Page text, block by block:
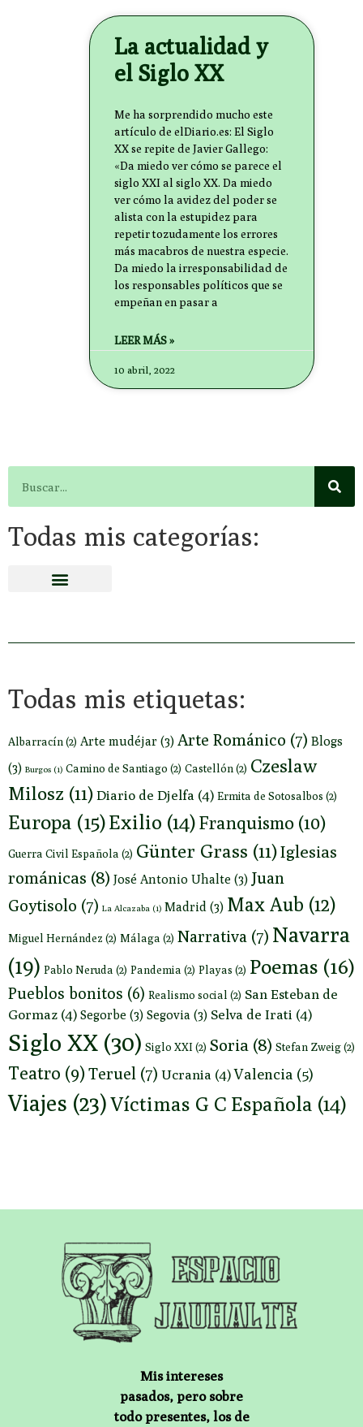
La actualidad y
el Siglo XX
Me ha sorprendido mucho este
artículo de elDiario.es: El Siglo
XX se repite de Javier Gallego:
«Da miedo ver cómo se parece el
siglo XXI al siglo XX. Da miedo
ver cómo la avidez del poder se
alista con la estupidez para
repetir tozudamente los errores
más macabros de nuestra especie.
Da miedo la irresponsabilidad de
los responsables políticos que se
empeñan en pasar a
LEER MÁS »
10 abril, 2022
Todas mis categorías:
Todas mis etiquetas:
Albarracín(2) Arte mudéjar (3) Arte Románico (7) Blogs
(3) Burgos (1) Camino de Santiago (2) Castellón(2) Czeslaw
Milosz (11) Diario de Djelfa (4) Ermita de Sotosalbos (2)
Europa (15)Exilio (14)Franquismo (10)
Guerra Civil Española (2) Günter Grass (11)Iglesias
románicas (8) José Antonio Uhalte (3) Juan
Goytisolo (7) La Alcazaba (1) Madrid (3) Max Aub (12)
Miguel Hernández (2) Málaga (2) Narrativa (7) Navarra
(19) Pablo Neruda (2) Pandemia (2) Playas (2) Poemas (16)
Pueblos bonitos (6) Realismo social (2) San Esteban de
Gormaz (4) Segorbe (3) Segovia (3) Selva de Irati (4)
Siglo XX (30) Siglo XXI (2) Soria (8) Stefan Zweig(2)
Teatro (9) Teruel (7) Ucrania (4) Valencia (5)
Viajes (23)Víctimas G C Española (14)
Mis intereses
pasados, pero sobre
todo presentes, los de